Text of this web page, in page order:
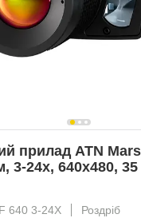
прилад ATN
3-24x, 640x480,
640 3-24X
Роздріб